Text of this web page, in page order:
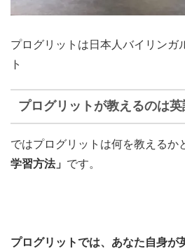
プログリットは日本人バイリンガ
ト
プログリットが教えるのは
ではプログリットは何を教えるか
学習方法」 です。
プログリットでは、あなた自身が